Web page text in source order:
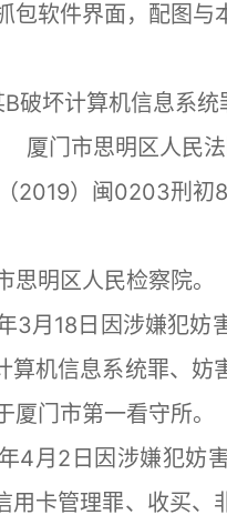
包软件界面，配图与
破坏计算机信息系
厦门市思明区人民
（2019）闽0203刑初
明区人民检察院。
18日因涉嫌犯妨
机信息系统罪、妨
门市第一看守所。
月2日因涉嫌犯妨害
卡管理罪、收买、